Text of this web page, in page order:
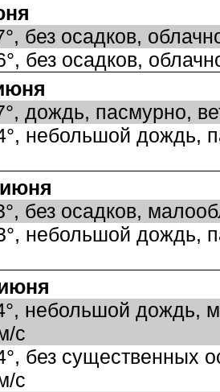
без осадков,
без осадков,
дождь, пасмурно,
небольшой дождь,
без осадков,
небольшой дождь,
небольшой дождь,
с
без существенных
с